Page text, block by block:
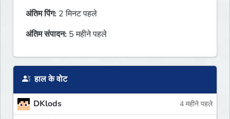
अंतिम पिंग: 2 मिनट पहले
अंतिम संपादन: 5 महीने पहले
हाल के वोट
DKlods 4 महीने पहले